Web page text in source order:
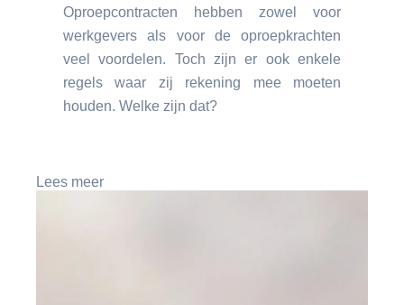
Oproepcontracten hebben zowel voor
werkgevers als voor de oproepkrachten
veel voordelen. Toch zijn er ook enkele
regels waar zij rekening mee moeten
houden. Welke zijn dat?
Lees meer